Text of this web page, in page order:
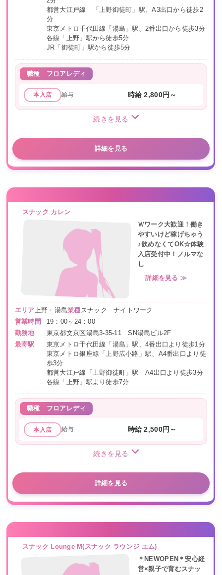
都営大江戸線 「上野御徒町」駅、A3出口から徒歩2
分
東京メトロ千代田線「湯島」駅、2番出口から徒歩3分
各線「上野」駅から徒歩5分
JR「御徒町」駅から徒歩5分
職種 フロアレディ
本入店 給与 時給 2,800円～
続きを見る
詳細を見る
スナック カレン
Ｗワーク大歓迎！働き
やすいけど稼げちゃう
♪飲めなくてOK☆体験
入店受付中！ノルマな
し
詳細を見る ≫
エリア上野・湯島業種スナック ナイトワーク
営業時間
19：00～24：00
勤務地
東京都文京区湯島3-35-11 SN湯島ビル2F
最寄駅
東京メトロ千代田線「湯島」駅、4番出口より徒歩1分
東京メトロ銀座線「上野広小路」駅、A4番出口より徒
歩3分
都営大江戸線「上野御徒町」駅 A4出口より徒歩3分
各線「上野」駅より徒歩7分
職種 フロアレディ
本入店 給与 時給 2,500円～
続きを見る
詳細を見る
スナック Lounge M(スナック ラウンジ エム)
＊NEWOPEN＊安心経
営×親子で育むスナッ